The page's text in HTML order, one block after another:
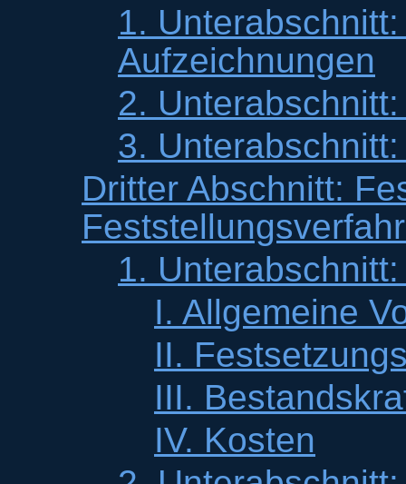
1.
Aufzeichnungen
2.
3.
Dritter Abschnitt:
1.
I. Allgemeine
II.
III.
IV. Kosten